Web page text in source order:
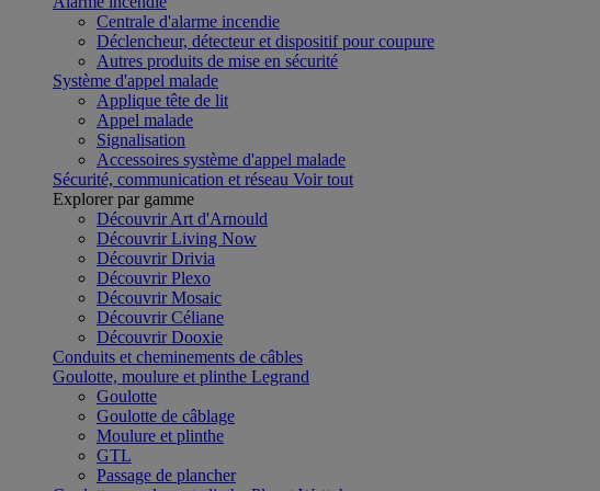
Centrale d'alarme incendie
Déclencheur, détecteur et dispositif pour coupure
Autres produits de mise en sécurité
Système d'appel malade
Applique tête de lit
Appel malade
Signalisation
Accessoires système d'appel malade
Sécurité, communication et réseau Voir tout
Explorer par gamme
Découvrir Art d'Arnould
Découvrir Living Now
Découvrir Drivia
Découvrir Plexo
Découvrir Mosaic
Découvrir Céliane
Découvrir Dooxie
Conduits et cheminements de câbles
Goulotte, moulure et plinthe Legrand
Goulotte
Goulotte de câblage
Moulure et plinthe
GTL
Passage de plancher